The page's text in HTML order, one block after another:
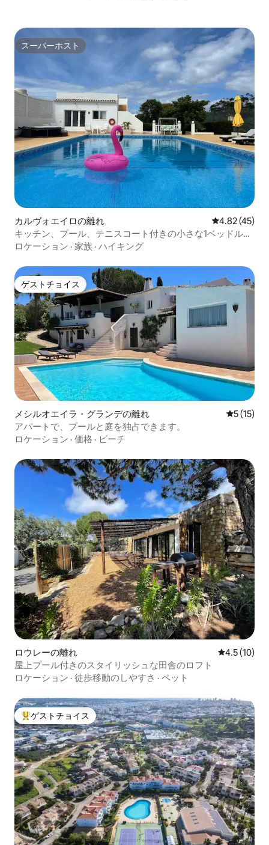
スーパーホスト
スーパーホスト
カルヴォエイロの離れ レビュー45
4.82 (45)
キッチン、プール、テニスコート付きの小さな1ベッドルー
ム
ロケーション · 家族 · ハイキング
ゲストチョイス
ゲストチョイス
メシルオエイラ・グランデの離れ レビュー
5 (15)
アパートで、プールと庭を独占できます。
ロケーション · 価格 · ビーチ
ロウレーの離れ レビュー10
4.5 (10)
屋上プール付きのスタイリッシュな田舎のロフト
ロケーション · 徒歩移動のしやすさ · ペット
大好評のゲストチョイスです。
ゲストチョイス